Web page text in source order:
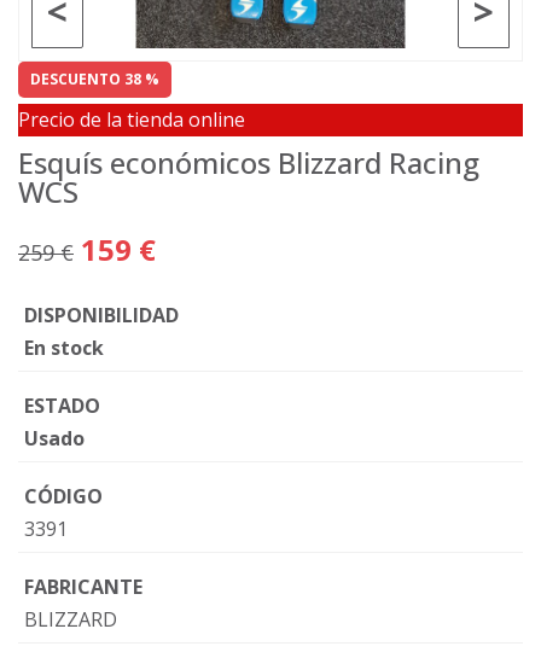
>
<
DESCUENTO 38 %
Precio de la tienda online
Esquís económicos Blizzard Racing
WCS
259 € 159 €
DISPONIBILIDAD
En stock
ESTADO
Usado
CÓDIGO
3391
FABRICANTE
BLIZZARD